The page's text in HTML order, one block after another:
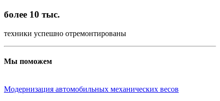
более 10 тыс.
техники успешно отремонтированы
Мы поможем
Модернизация автомобильных механических весов